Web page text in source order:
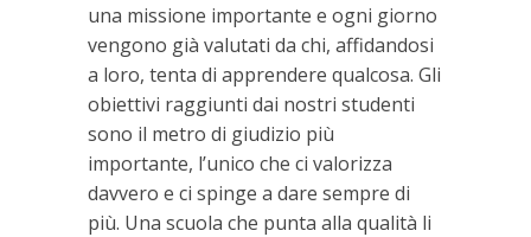
una missione importante e ogni giorno
vengono già valutati da chi, affidandosi
a loro, tenta di apprendere qualcosa. Gli
obiettivi raggiunti dai nostri studenti
sono il metro di giudizio più
importante, l’unico che ci valorizza
davvero e ci spinge a dare sempre di
più. Una scuola che punta alla qualità li